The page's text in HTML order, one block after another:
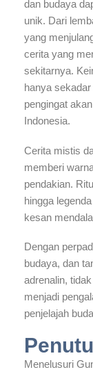
dan budaya
unik. Dari
yang
cerita yang
sekitarnya.
hanya
pengingat
Indonesia.
Cerita mistis
memberi
pendakian.
hingga
kesan
Dengan
budaya, dan
adrenalin,
menjadi
penjelajah
Menelusuri